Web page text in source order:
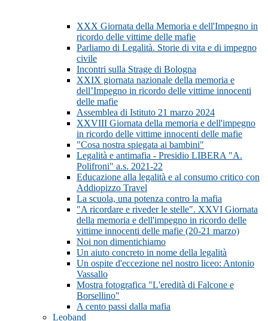
XXX Giornata della Memoria e dell'Impegno in
ricordo delle vittime delle mafie
Parliamo di Legalità. Storie di vita e di impegno
civile
Incontri sulla Strage di Bologna
XXIX giornata nazionale della memoria e
dell’Impegno in ricordo delle vittime innocenti
delle mafie
Assemblea di Istituto 21 marzo 2024
XXVIII Giornata della memoria e dell'impegno
in ricordo delle vittime innocenti delle mafie
"Cosa nostra spiegata ai bambini"
Legalità e antimafia - Presidio LIBERA "A.
Polifroni" a.s. 2021-22
Educazione alla legalità e al consumo critico con
Addiopizzo Travel
La scuola, una potenza contro la mafia
"A ricordare e riveder le stelle". XXVI Giornata
della memoria e dell'impegno in ricordo delle
vittime innocenti delle mafie (20-21 marzo)
Noi non dimentichiamo
Un aiuto concreto in nome della legalità
Un ospite d'eccezione nel nostro liceo: Antonio
Vassallo
Mostra fotografica "L'eredità di Falcone e
Borsellino"
A cento passi dalla mafia
Leoband